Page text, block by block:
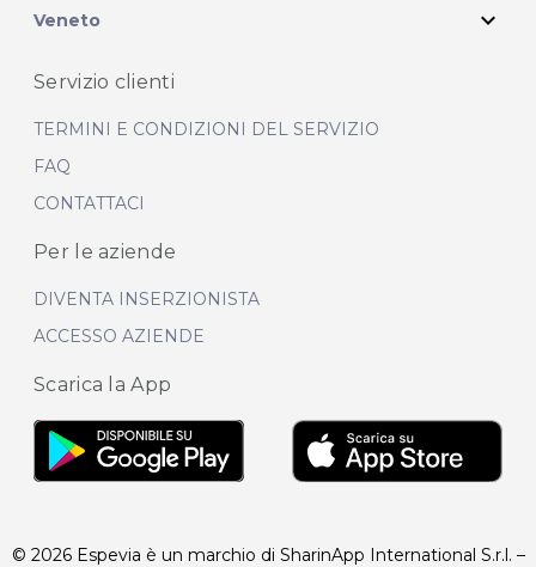
Veneto expand_more
Servizio clienti
TERMINI E CONDIZIONI DEL SERVIZIO
FAQ
CONTATTACI
Per le aziende
DIVENTA INSERZIONISTA
ACCESSO AZIENDE
Scarica la App
© 2026 Espevia è un marchio di SharinApp International S.r.l. –